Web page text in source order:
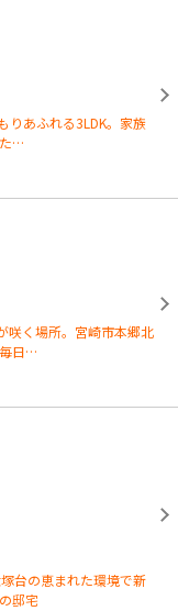
あふれる3LDK。家族
…
く場所。宮崎市本郷北
日…
台の恵まれた環境で新
邸宅